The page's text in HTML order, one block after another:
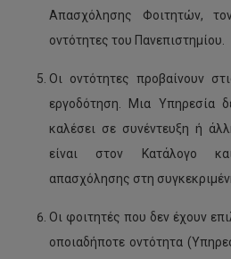
Απασχόλησης Φοιτητών,
οντότητες του Πανεπιστημίου.
Οι οντότητες προβαίνουν
εργοδότηση. Μια Υπηρεσία
καλέσει σε συνέντευξη ή
είναι στον Κατάλογο
απασχόλησης στη
Οι φοιτητές που δεν έχουν
οποιαδήποτε οντότητα